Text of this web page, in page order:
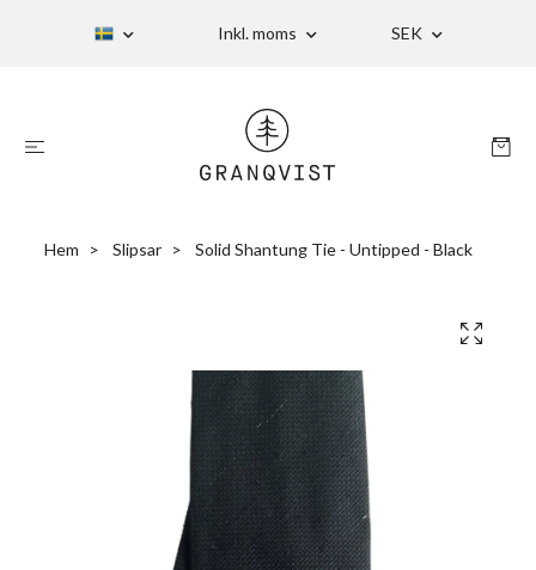
Inkl. moms SEK
Hem Slipsar Solid Shantung Tie - Untipped - Black